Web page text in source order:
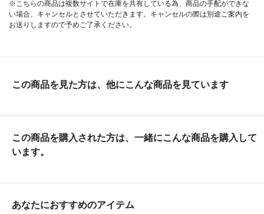
※こちらの商品は複数サイトで在庫を共有している為、商品の手配ができな
い場合、キャンセルとさせていただきます。キャンセルの際は別途ご案内を
お送りしますので予めご了承ください。
この商品を見た方は、他にこんな商品を見ています
この商品を購入された方は、一緒にこんな商品を購入して
います。
あなたにおすすめのアイテム